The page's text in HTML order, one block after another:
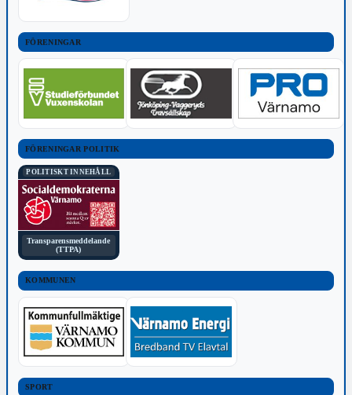
FÖRENINGAR
FÖRENINGAR POLITIK
POLITISKT INNEHÅLL
Transparensmeddelande
(TTPA)
KOMMUNEN
SPORT